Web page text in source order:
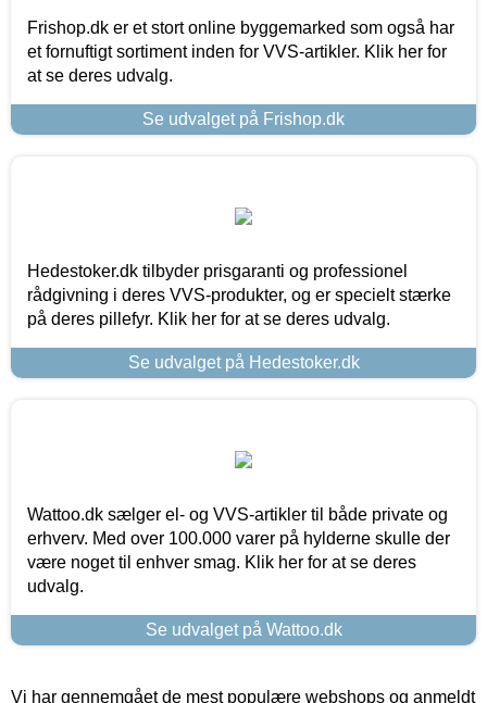
Frishop.dk er et stort online byggemarked som også har
et fornuftigt sortiment inden for VVS-artikler. Klik her for
at se deres udvalg.
Se udvalget på Frishop.dk
Hedestoker.dk tilbyder prisgaranti og professionel
rådgivning i deres VVS-produkter, og er specielt stærke
på deres pillefyr. Klik her for at se deres udvalg.
Se udvalget på Hedestoker.dk
Wattoo.dk sælger el- og VVS-artikler til både private og
erhverv. Med over 100.000 varer på hylderne skulle der
være noget til enhver smag. Klik her for at se deres
udvalg.
Se udvalget på Wattoo.dk
Vi har gennemgået de mest populære webshops og anmeldt